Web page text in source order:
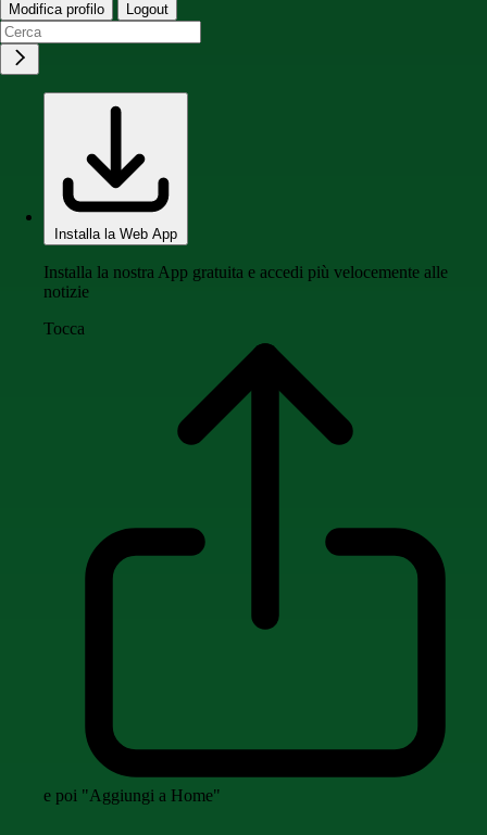
Modifica profilo Logout
Installa la Web App
Installa la nostra App gratuita e accedi più velocemente alle
notizie
Tocca
e poi "Aggiungi a Home"